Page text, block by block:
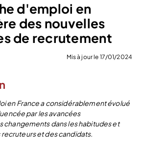
d'emploi en
des nouvelles
de recrutement
Mis à jour le 17/01/2024
en France a considérablement évolué
par les avancées
changements dans les habitudes et
et des candidats.